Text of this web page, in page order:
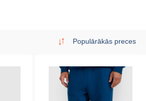
Populārākās preces